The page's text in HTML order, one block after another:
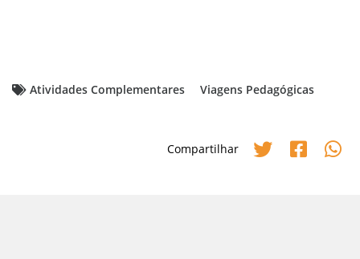
Atividades Complementares Viagens Pedagógicas
Compartilhar